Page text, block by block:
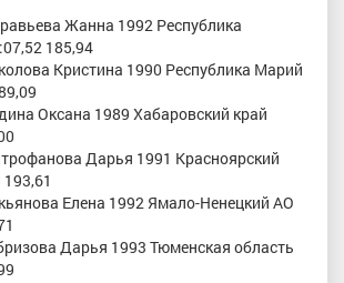
Жанна 1992 Республика
185,94
Кристина 1990 Республика Марий
Оксана 1989 Хабаровский край
Дарья 1991 Красноярский
Елена 1992 Ямало-Ненецкий АО
Дарья 1993 Тюменская область